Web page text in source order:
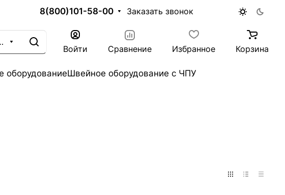
8(800)101-58-00 Заказать звонок
Войти Сравнение Избранное Корзина
оборудованиеШвейное оборудование с ЧПУ